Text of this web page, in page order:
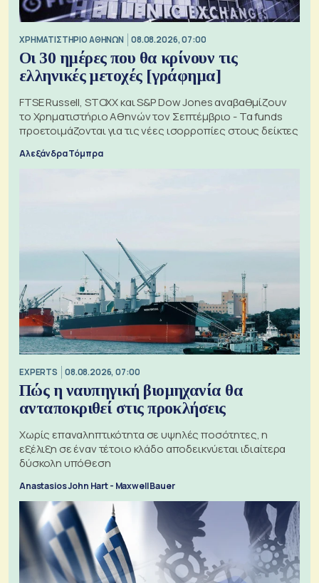
XΡΗΜΑΤΙΣΤΗΡΙΟ ΑΘΗΝΩΝ 08.08.2026, 07:00
Οι 30 ημέρες που θα κρίνουν τις
ελληνικές μετοχές [γράφημα]
FTSE Russell, STOXX και S&P Dow Jones αναβαθμίζουν
το Χρηματιστήριο Αθηνών τον Σεπτέμβριο - Τα funds
προετοιμάζονται για τις νέες ισορροπίες στους δείκτες
Αλεξάνδρα Τόμπρα
EXPERTS 08.08.2026, 07:00
Πώς η ναυπηγική βιομηχανία θα
ανταποκριθεί στις προκλήσεις
Χωρίς επαναληπτικότητα σε υψηλές ποσότητες, η
εξέλιξη σε έναν τέτοιο κλάδο αποδεικνύεται ιδιαίτερα
δύσκολη υπόθεση
Anastasios John Hart - Maxwell Bauer